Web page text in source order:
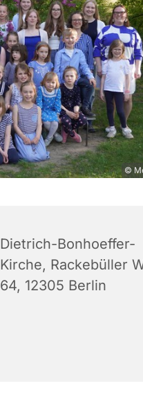
©
Dietrich-Bonhoeffer-
Kirche, Rackebüller
64, 12305 Berlin